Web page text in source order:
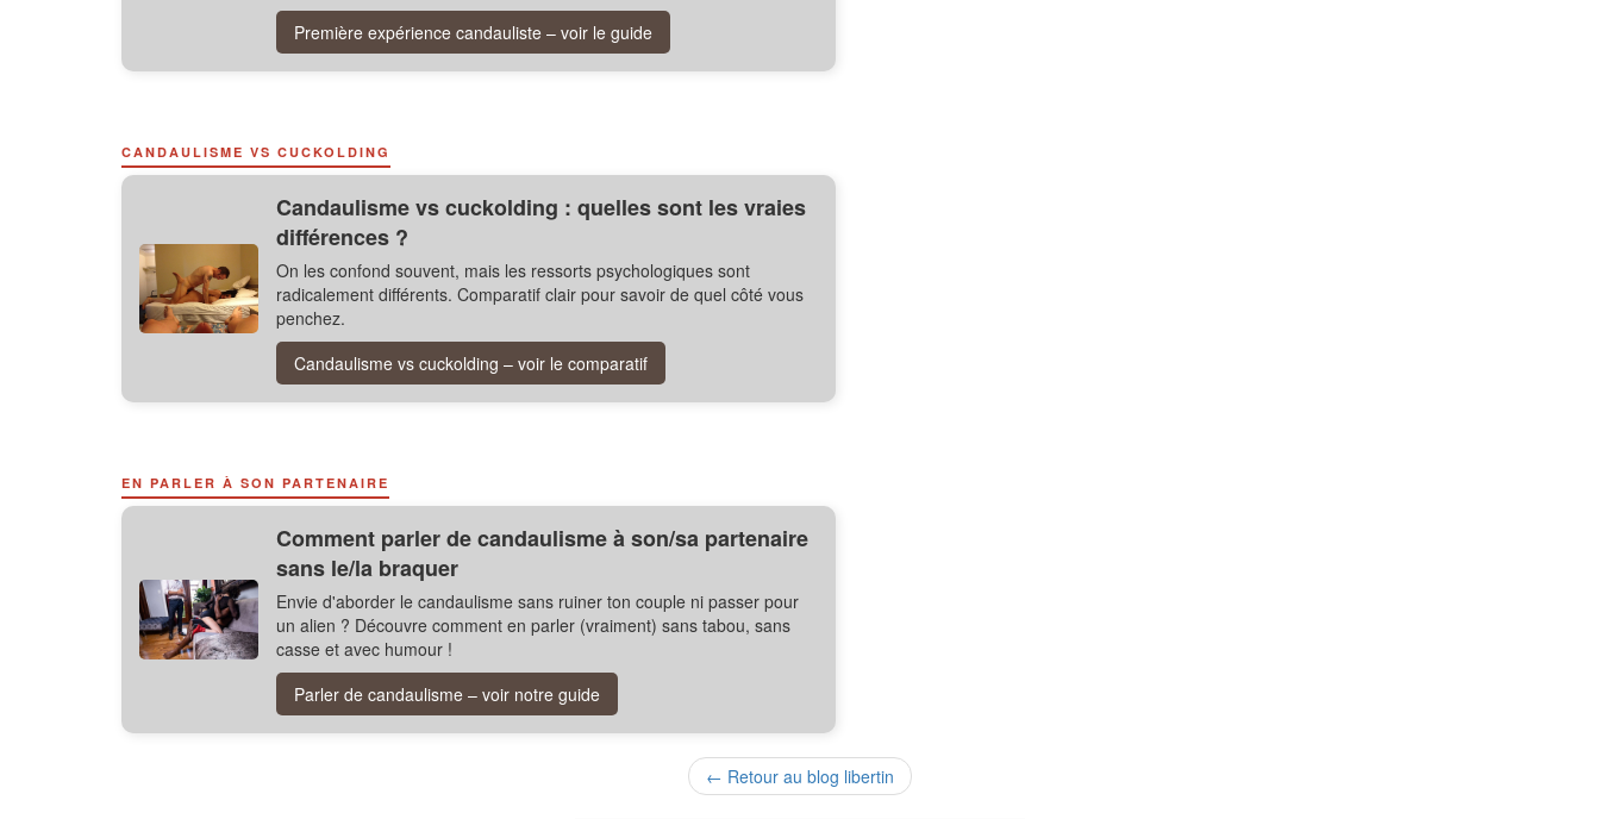
Première expérience candauliste – voir le guide
CANDAULISME VS CUCKOLDING
Candaulisme vs cuckolding : quelles sont les vraies
différences ?
On les confond souvent, mais les ressorts psychologiques sont
radicalement différents. Comparatif clair pour savoir de quel côté vous
penchez.
Candaulisme vs cuckolding – voir le comparatif
EN PARLER À SON PARTENAIRE
Comment parler de candaulisme à son/sa partenaire
sans le/la braquer
Envie d'aborder le candaulisme sans ruiner ton couple ni passer pour
un alien ? Découvre comment en parler (vraiment) sans tabou, sans
casse et avec humour !
Parler de candaulisme – voir notre guide
← Retour au blog libertin